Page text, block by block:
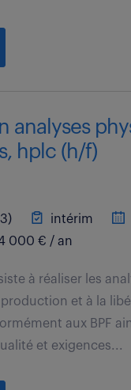
analyses
hplc (h/f)
intérim
000 € / an
à réaliser les
et à la
aux BPF
et exigences...